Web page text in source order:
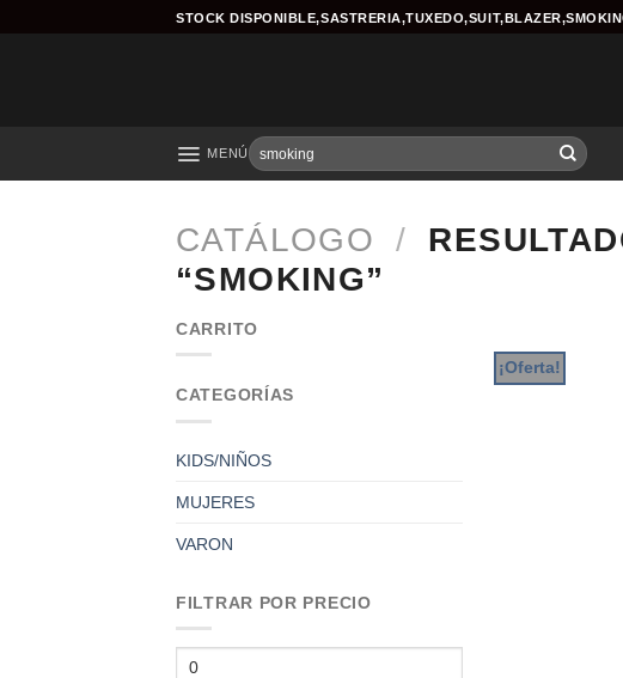
STOCK
MENÚ
Buscar
por:
CATÁLOGO /
“SMOKING”
CARRITO
CATEGORÍAS
KIDS/NIÑOS
MUJERES
VARON
FILTRAR POR PRECIO
Precio
¡Oferta!